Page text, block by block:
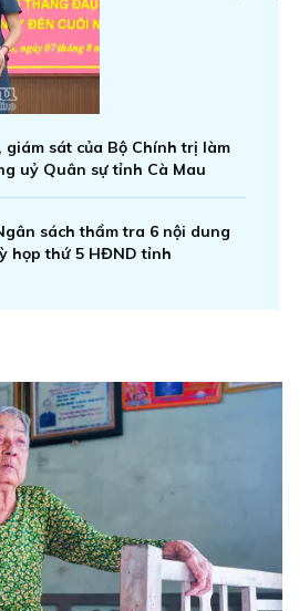
sát của Bộ Chính trị làm
uỷ Quân sự tỉnh Cà Mau
sách thẩm tra 6 nội dung
họp thứ 5 HĐND tỉnh